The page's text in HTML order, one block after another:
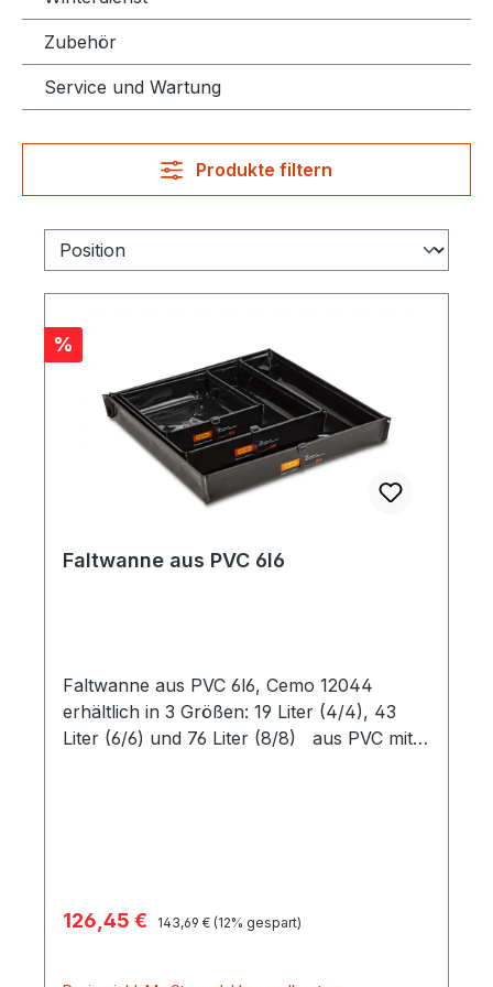
Zubehör
Service und Wartung
Produkte filtern
Rabatt
%
Faltwanne aus PVC 6l6
Faltwanne aus PVC 6l6, Cemo 12044
erhältlich in 3 Größen: 19 Liter (4/4), 43
Liter (6/6) und 76 Liter (8/8) aus PVC mit
an der Seite sorgen für Stabilität
Verkaufspreis:
126,45 € Regulärer Preis:
143,69 € (12% gespart)